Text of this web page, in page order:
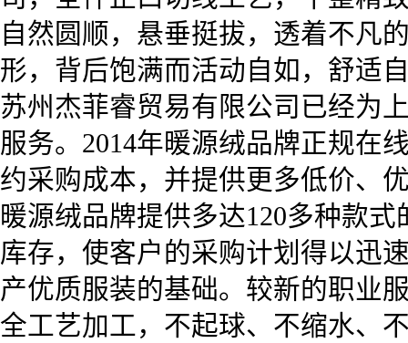
自然圆顺，悬垂挺拔，透着不凡
形，背后饱满而活动自如，舒适
苏州杰菲睿贸易有限公司已经为
服务。2014年暖源绒品牌正规在
约采购成本，并提供更多低价、
暖源绒品牌提供多达120多种款
库存，使客户的采购计划得以迅
产优质服装的基础。较新的职业
全工艺加工，不起球、不缩水、